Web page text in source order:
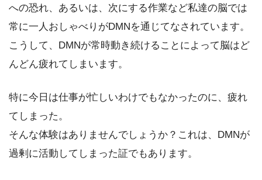
への恐れ、あるいは、次にする作業など私達の脳では
常に一人おしゃべりがDMNを通じてなされています。
こうして、DMNが常時動き続けることによって脳はど
んどん疲れてしまいます。
特に今日は仕事が忙しいわけでもなかったのに、疲れ
てしまった。
そんな体験はありませんでしょうか？これは、DMNが
過剰に活動してしまった証でもあります。